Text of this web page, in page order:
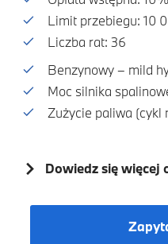
Limit przebiegu: 10
Liczba rat: 36
Benzynowy – mild
Moc silnika
Zużycie paliwa (cykl
Dowiedz się więcej